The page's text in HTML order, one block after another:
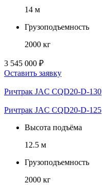
14 м
Грузоподъемность
2000 кг
3 545 000 ₽
Оставить заявку
Ричтрак JAC CQD20-D-130
Ричтрак JAC CQD20-D-125
Высота подъёма
12.5 м
Грузоподъемность
2000 кг